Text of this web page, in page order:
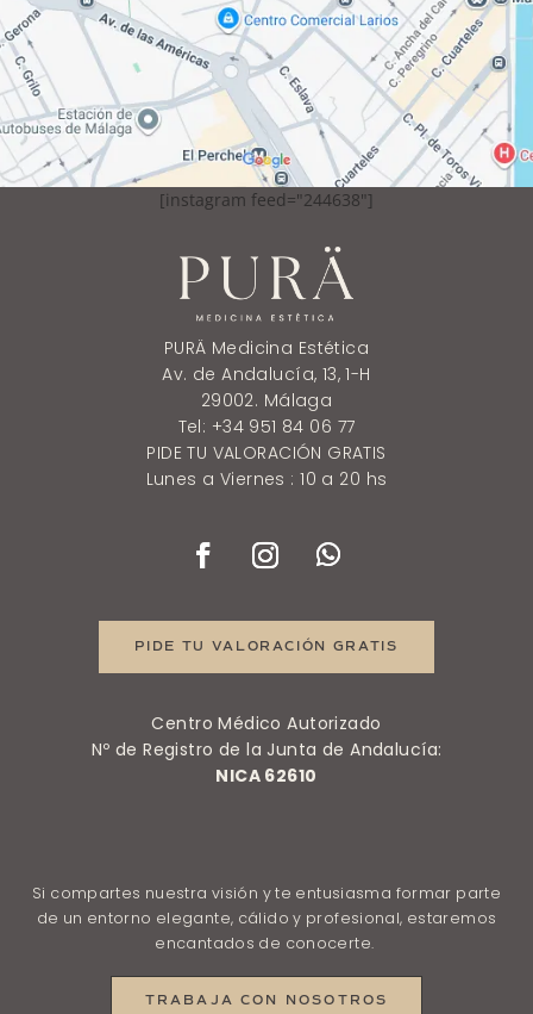
[instagram feed="244638"]
PURÄ Medicina Estética
Av. de Andalucía, 13, 1-H
29002. Málaga
Tel: +34 951 84 06 77
PIDE TU VALORACIÓN GRATIS
Lunes a Viernes : 10 a 20 hs
PIDE TU VALORACIÓN GRATIS
Centro Médico Autorizado
Nº de Registro de la Junta de Andalucía:
NICA 62610
Si compartes nuestra visión y te entusiasma formar parte
de un entorno elegante, cálido y profesional, estaremos
encantados de conocerte.
TRABAJA CON NOSOTROS